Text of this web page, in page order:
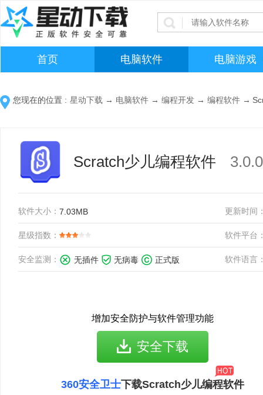
首页 电脑软件 电脑游戏
您现在的位置 : 星动下载 → 电脑软件 → 编程开发 → 编程软件 →
Scratch少儿编程软件
软件大小： 7.03MB 更新时间
星级指数： 软件平台
安全监测： 无插件 无病毒 正式版 软件语言
增加安全防护与软件管理功能
安全下载
360安全卫士下载Scratch少儿编程软件